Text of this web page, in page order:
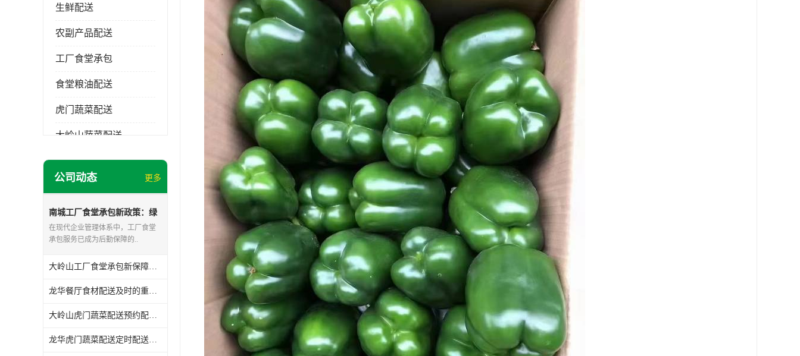
生鲜配送
农副产品配送
工厂食堂承包
食堂粮油配送
虎门蔬菜配送
大岭山蔬菜配送
长安蔬菜配送
公司动态 更多
南城工厂食堂承包新政策：绿
色通道保障供应
在现代企业管理体系中，工厂食堂
承包服务已成为后勤保障的..
大岭山工厂食堂承包新保障：全程保险护航
龙华餐厅食材配送及时的重要性
大岭山虎门蔬菜配送预约配送更灵活
龙华虎门蔬菜配送定时配送任选